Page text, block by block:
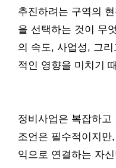
추진하려는 구역의
을 선택하는 것이 무
의 속도, 사업성, 그
적인 영향을 미치기
정비사업은 복잡하고
조언은 필수적이지만
익으로 연결하는 자